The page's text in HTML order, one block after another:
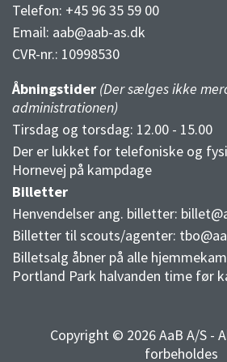
Telefon: +45 96 35 59 00
Email: aab@aab-as.dk
CVR-nr.: 10998530
Åbningstider (Der sælges ikke
administrationen)
Tirsdag og torsdag: 12.00 - 15.00
Der er lukket for telefoniske og
Hornevej på kampdage
Billetter
Henvendelser ang. billetter:
Billetter til scouts/agenter:
Billetsalg åbner på alle
Portland Park halvanden time før
Copyright © 2026 AaB A/S -
forbeholdes